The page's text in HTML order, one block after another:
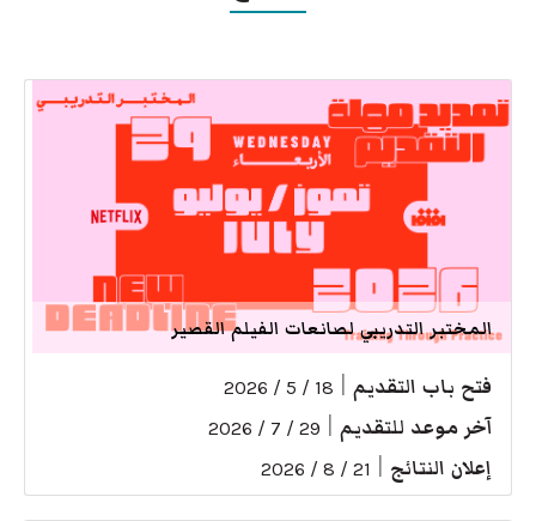
المختبر التدريبي لصانعات الفيلم القصير
فتح باب التقديم 18 / 5 / 2026
آخر موعد للتقديم 29 / 7 / 2026
إعلان النتائج 21 / 8 / 2026